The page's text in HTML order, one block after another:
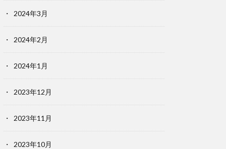
2024年3月
2024年2月
2024年1月
2023年12月
2023年11月
2023年10月